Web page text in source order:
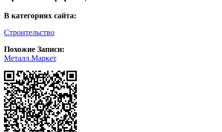
В категориях сайта:
Строительство
Похожие Записи:
Металл.Маркет